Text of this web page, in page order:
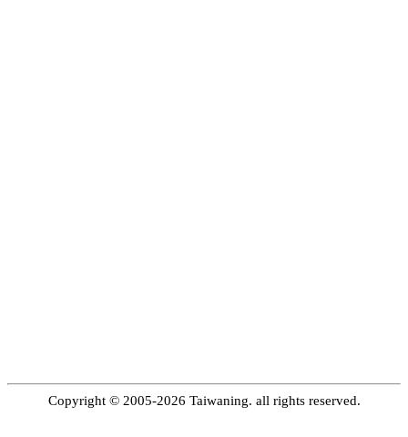
Copyright © 2005-2026 Taiwaning. all rights reserved.